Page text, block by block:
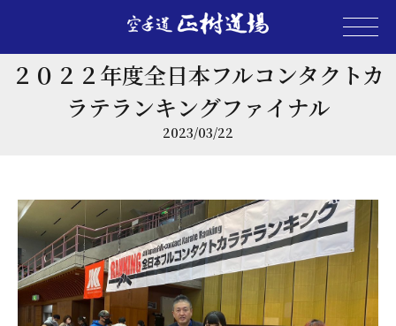
２０２２年度全日本フルコンタクトカ
ラテランキングファイナル
2023/03/22